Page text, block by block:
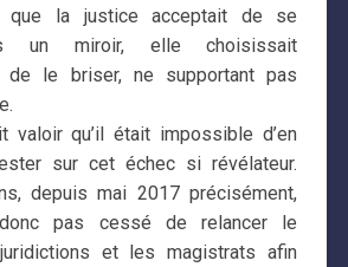
que la justice acceptait de se
un miroir, elle choisissait
de le briser, ne supportant pas
valoir qu’il était impossible d’en
sur cet échec si révélateur.
depuis mai 2017 précisément,
donc pas cessé de relancer le
et les magistrats afin